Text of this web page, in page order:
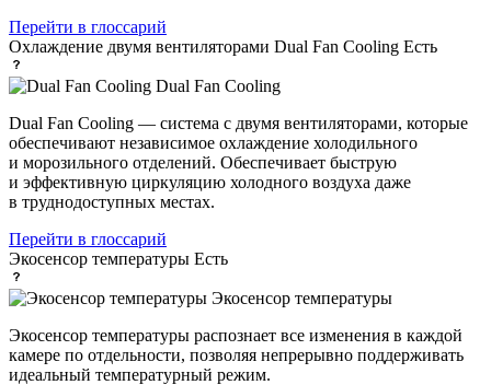
Перейти в глоссарий
Охлаждение двумя вентиляторами Dual Fan Cooling Есть
Dual Fan Cooling
Dual Fan Cooling — система с двумя вентиляторами, которые
обеспечивают независимое охлаждение холодильного
и морозильного отделений. Обеспечивает быструю
и эффективную циркуляцию холодного воздуха даже
в труднодоступных местах.
Перейти в глоссарий
Экосенсор температуры Есть
Экосенсор температуры
Экосенсор температуры распознает все изменения в каждой
камере по отдельности, позволяя непрерывно поддерживать
идеальный температурный режим.